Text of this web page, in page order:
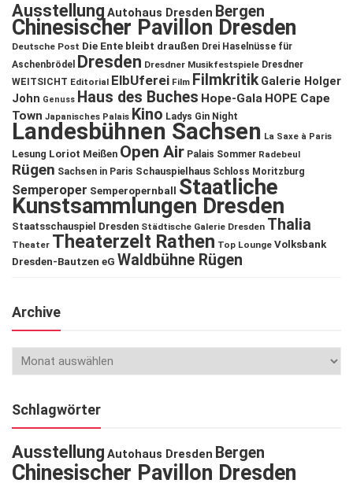
Ausstellung Autohaus Dresden Bergen
Chinesischer Pavillon Dresden
Deutsche Post Die Ente bleibt draußen Drei Haselnüsse für
Aschenbrödel
Dresden Dresdner Musikfestspiele Dresdner
WEITSICHT Editorial ElbUferei Film Filmkritik Galerie Holger
John Genuss Haus des Buches Hope-Gala HOPE Cape
Town Japanisches Palais Kino Ladys Gin Night
Landesbühnen Sachsen La Saxe à Paris
Lesung Loriot Meißen Open Air Palais Sommer Radebeul
Rügen Sachsen in Paris Schauspielhaus Schloss Moritzburg
Semperoper Semperopernball Staatliche
Kunstsammlungen Dresden
Staatsschauspiel Dresden Städtische Galerie Dresden Thalia
Theater Theaterzelt Rathen Top Lounge Volksbank
Dresden-Bautzen eG Waldbühne Rügen
Archive
Schlagwörter
Ausstellung Autohaus Dresden Bergen
Chinesischer Pavillon Dresden